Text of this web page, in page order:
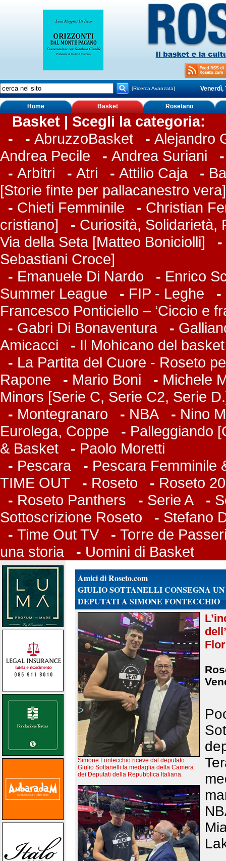
[Ricerca Avanzata] Venerdì,
Home Basket Rosetano
Basket | Scegli la categoria:
-
- AbruzzoBasket - Alejandro
Andrea Pecile - Andrea Suriani
- Arbitri - Atri - Attilio Caja-
[Storie finte per pallacanestro vera]
- Chieti Femminile - Christian
cristiano] - Curiosità, Solidarietà,
Via della Seta [Matteo Boniciolli] -
Sebastiani Croce]
- Emanuele Di Nardo - Enrico
Summer League - FIP - Leghe -
Francesco Ponticiello – ‘Ciccio e
- Gabri Di Bonaventura-
Amicacci
- Il Mohicano del
- La Partita del Cuore - Roseto
Rapone - Mario Boni - Michele
Minors [Serie C, Serie C2, Serie
- Montegranaro - NBA - Nino
Eurolega, Coppe - Palleggiando
& Basket - Paolo Moretti
- Pescara- Pescara Femminile
TIME OUT - Roseto - Roseto
- Roseto Panthers - Serie A -
Sottoscrizione Roseto - Stefano
- Time Out TV - Torre de
una storia- Uomini di Basket
Amici di Roseto.com
GIULIO SOTTANELLI CONSEGNA
DEPUTATI A SIMONE FONTECCHIO
Simone Fontecchio riceve dal deputato
Giulio Sottanelli la medaglia della Camera
dei Deputati della Repubblica Italiana.